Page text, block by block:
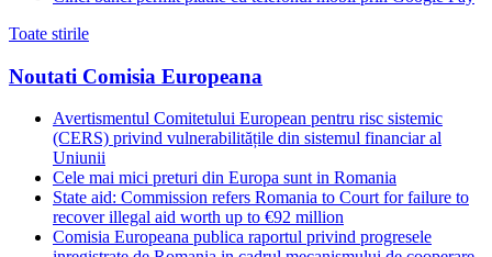
Toate stirile
Noutati Comisia Europeana
Avertismentul Comitetului European pentru risc sistemic
(CERS) privind vulnerabilitățile din sistemul financiar al
Uniunii
Cele mai mici preturi din Europa sunt in Romania
State aid: Commission refers Romania to Court for failure to
recover illegal aid worth up to €92 million
Comisia Europeana publica raportul privind progresele